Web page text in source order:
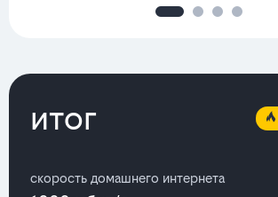
итог
скорость домашнего интернета